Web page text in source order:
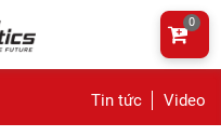
Tin tức Video
0